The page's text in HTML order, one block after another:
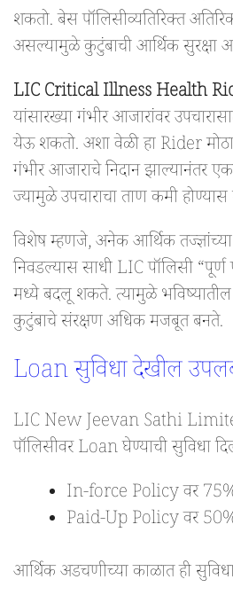
शकतो. बेस पॉलिसीव्यतिरिक्त
असल्यामुळे कुटुंबाची आर्थिक
LIC Critical Illness Health
यांसारख्या गंभीर आजारांवर
येऊ शकतो. अशा वेळी हा Rider
गंभीर आजाराचे निदान झाल्यानंतर
ज्यामुळे उपचाराचा ताण कमी
विशेष म्हणजे, अनेक आर्थिक
निवडल्यास साधी LIC पॉलिसी
मध्ये बदलू शकते. त्यामुळे
कुटुंबाचे संरक्षण अधिक मजबूत बनते.
Loan सुविधा देखील
LIC New Jeevan Sathi
पॉलिसीवर Loan घेण्याची सुविधा
In-force Policy वर
Paid-Up Policy वर
आर्थिक अडचणीच्या काळात ही